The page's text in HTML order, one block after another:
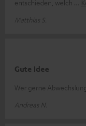
entschieden, welch
Matthias S.
Gute Idee
Wer gerne
Andreas N.